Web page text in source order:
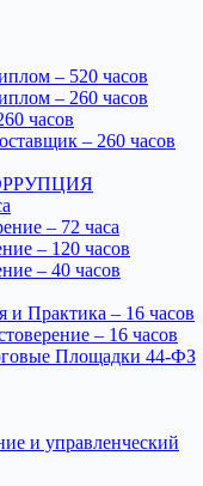
– 520 часов
– 260 часов
часов
– 260 часов
– 72 часа
– 120 часов
– 40 часов
Практика – 16 часов
– 16 часов
Площадки 44-ФЗ
и управленческий